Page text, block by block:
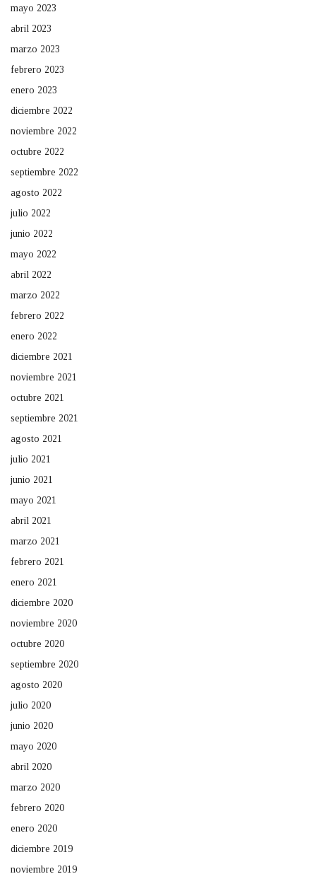
mayo 2023
abril 2023
marzo 2023
febrero 2023
enero 2023
diciembre 2022
noviembre 2022
octubre 2022
septiembre 2022
agosto 2022
julio 2022
junio 2022
mayo 2022
abril 2022
marzo 2022
febrero 2022
enero 2022
diciembre 2021
noviembre 2021
octubre 2021
septiembre 2021
agosto 2021
julio 2021
junio 2021
mayo 2021
abril 2021
marzo 2021
febrero 2021
enero 2021
diciembre 2020
noviembre 2020
octubre 2020
septiembre 2020
agosto 2020
julio 2020
junio 2020
mayo 2020
abril 2020
marzo 2020
febrero 2020
enero 2020
diciembre 2019
noviembre 2019